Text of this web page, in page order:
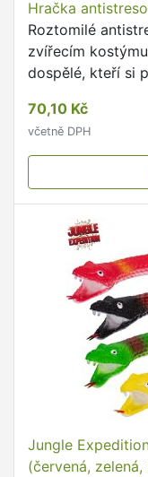
Hračka
Roztomilé
zvířecím
dospělé, kteří si
70,10 Kč
včetně DPH
Jungle
(červená,